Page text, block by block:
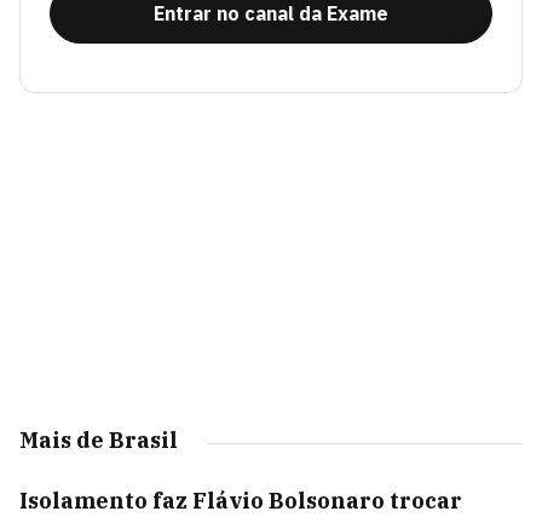
Entrar no canal da Exame
Mais de Brasil
Isolamento faz Flávio Bolsonaro trocar